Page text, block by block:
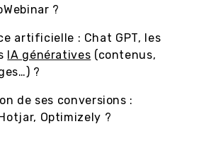
?
artificielle : Chat GPT, les
IA génératives (contenus,
?
de ses conversions :
Optimizely ?